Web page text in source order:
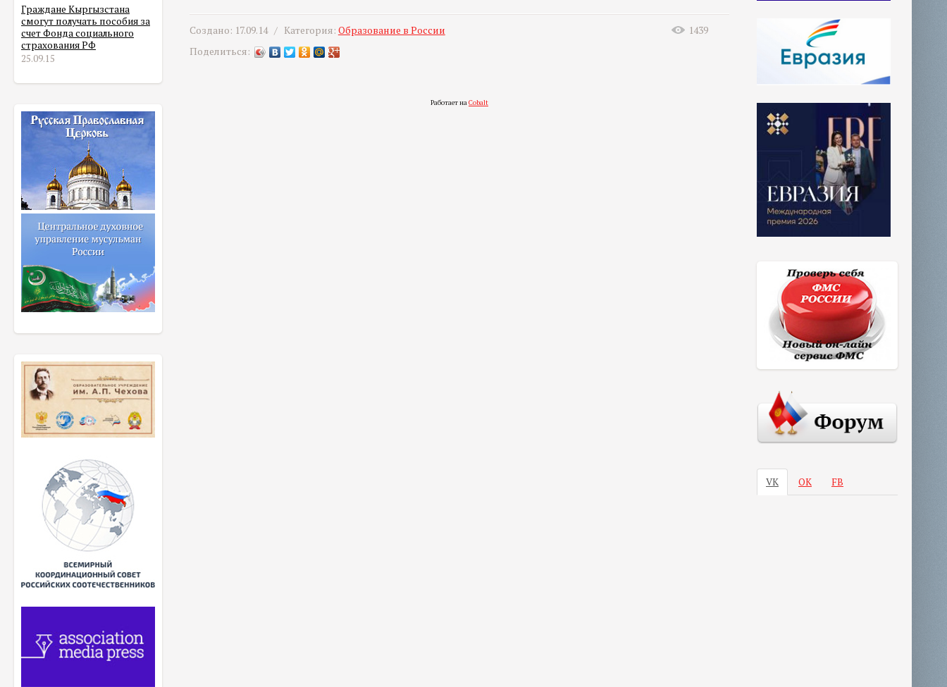
Граждане Кыргызстана
смогут получать пособия за
счет Фонда социального
страхования РФ
25.09.15
Создано: 17.09.14 / Категория: Образование в России
1439
Поделиться:
Работает наCobalt
VK ОК FB